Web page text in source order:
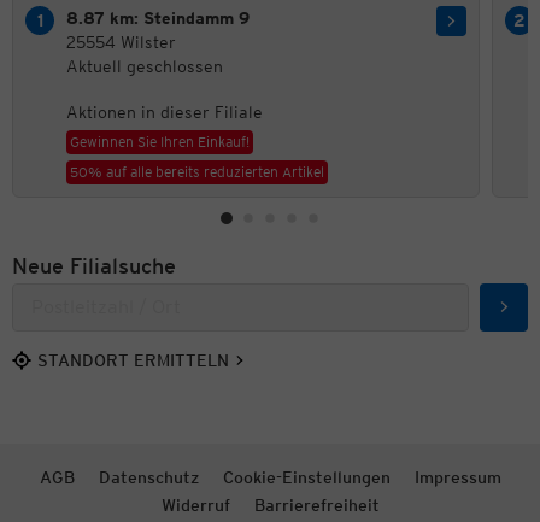
8.87 km: Steindamm 9
25554 Wilster
Aktuell geschlossen
Aktionen in dieser Filiale
Gewinnen Sie Ihren Einkauf!
50% auf alle bereits reduzierten Artikel
Neue Filialsuche
STANDORT ERMITTELN
AGB Datenschutz Cookie-Einstellungen
Impressum
Widerruf
Barrierefreiheit